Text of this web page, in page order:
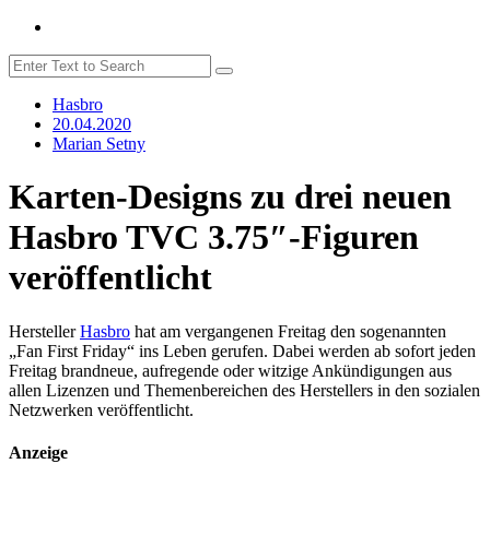
Hasbro
20.04.2020
Marian Setny
Karten-Designs zu drei neuen
Hasbro TVC 3.75″-Figuren
veröffentlicht
HerstellerHasbro hat am vergangenen Freitag den sogenannten
„Fan First Friday“ ins Leben gerufen. Dabei werden ab sofort jeden
Freitag brandneue, aufregende oder witzige Ankündigungen aus
allen Lizenzen und Themenbereichen des Herstellers in den sozialen
Netzwerken veröffentlicht.
Anzeige